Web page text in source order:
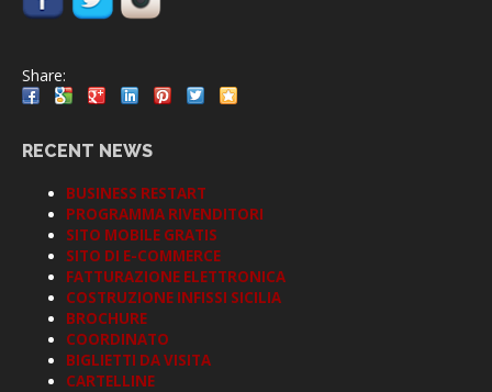
Share:
RECENT NEWS
BUSINESS RESTART
PROGRAMMA RIVENDITORI
SITO MOBILE GRATIS
SITO DI E-COMMERCE
FATTURAZIONE ELETTRONICA
COSTRUZIONE INFISSI SICILIA
BROCHURE
COORDINATO
BIGLIETTI DA VISITA
CARTELLINE